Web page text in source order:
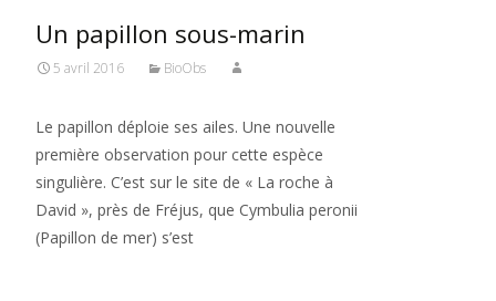
Un papillon sous-marin
5 avril 2016 BioObs
Le papillon déploie ses ailes. Une nouvelle
première observation pour cette espèce
singulière. C’est sur le site de « La roche à
David », près de Fréjus, que Cymbulia peronii
(Papillon de mer) s’est